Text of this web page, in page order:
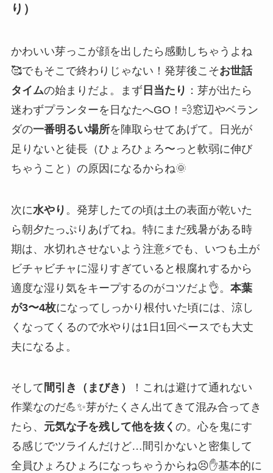
り）
かわいい芽っこが顔を出したら感動しちゃうよね
🥰でもそこで終わりじゃない！発芽後こそお世話
タイムの始まりだよ。まず日当たり ：芽が出たら
迷わずプランターを日なたへGO！💨窓辺やベラン
ダの一番明るい場所を陣取らせてあげて。日光が
足りないと徒長（ひょろひょろ〜っと軟弱に伸び
ちゃうこと）の原因になるからね🌞
次に水やり 。発芽したての頃は土の表面が乾いた
ら朝夕たっぷりあげてね。特にまだ残暑がある時
期は、水切れさせないよう注意⚡️でも、いつも土が
ビチャビチャに湿りすぎていると根腐れするから
適度な湿り気をキープするのがコツだよ👌。 本葉
が3〜4枚になってしっかり根付いた頃には、涼し
くなってくるので水やりは1日1回ペースでも大丈
夫になるよ。
そして 間引き（まびき）
！これは避けて通れない
作業なのだ💪✨芽がたくさん出てきて混み合ってき
たら、 元気な子を残して他を抜く の。心を鬼にす
る感じでツライんだけど…間引かないと密集して
全員ひょろひょろになっちゃうからね😣✋基本的に